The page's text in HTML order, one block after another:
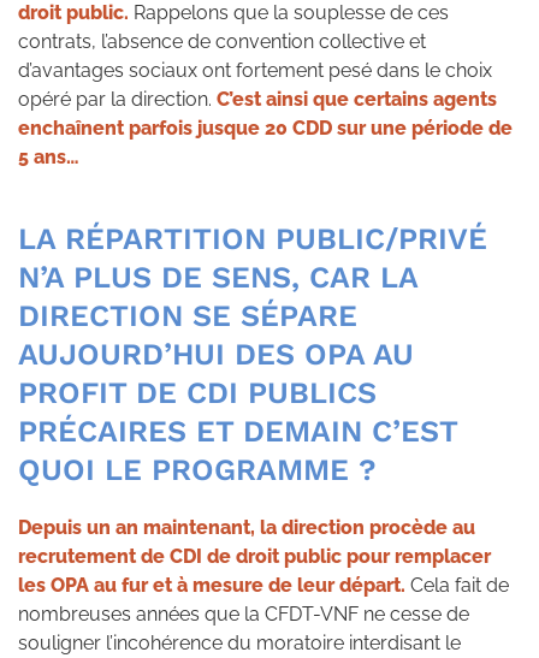
droit public. Rappelons que la souplesse de ces
contrats, l’absence de convention collective et
d’avantages sociaux ont fortement pesé dans le choix
opéré par la direction. C’est ainsi que certains agents
enchaînent parfois jusque 20 CDD sur une période de
5 ans…
LA RÉPARTITION PUBLIC/PRIVÉ
N’A PLUS DE SENS, CAR LA
DIRECTION SE SÉPARE
AUJOURD’HUI DES OPA AU
PROFIT DE CDI PUBLICS
PRÉCAIRES ET DEMAIN C’EST
QUOI LE PROGRAMME ?
Depuis un an maintenant, la direction procède au
recrutement de CDI de droit public pour remplacer
les OPA au fur et à mesure de leur départ. Cela fait de
nombreuses années que la CFDT-VNF ne cesse de
souligner l’incohérence du moratoire interdisant le